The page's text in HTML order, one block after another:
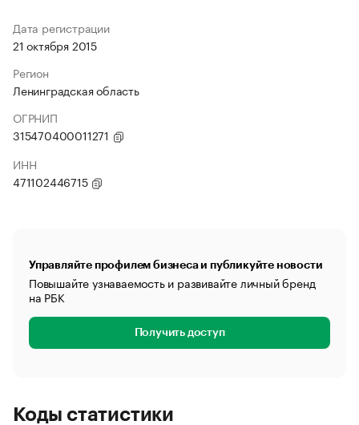
Дата регистрации
21 октября 2015
Регион
Ленинградская область
ОГРНИП
315470400011271
ИНН
471102446715
Управляйте профилем бизнеса и публикуйте новости
Повышайте узнаваемость и развивайте личный бренд
на РБК
Получить доступ
Коды статистики